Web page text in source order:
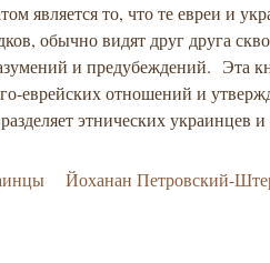
является то, что те евреи и
обычно видят друг друга
и предубеждений. Эта
еврейских отношений и
этнических украинцев
Йоханан Петровский-